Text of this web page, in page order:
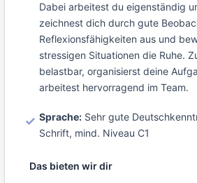
Dabei arbeitest du eigenständig
zeichnest dich durch gute
Reflexionsfähigkeiten aus und
stressigen Situationen die Ruhe.
belastbar, organisierst deine
arbeitest hervorragend im Team.
Sprache: Sehr gute
Schrift, mind. Niveau C1
Das bieten wir dir